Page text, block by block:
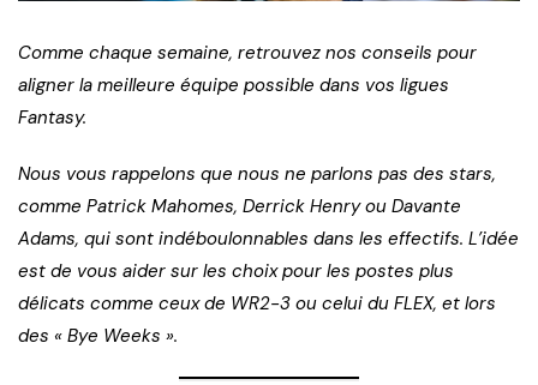
Comme chaque semaine, retrouvez nos conseils pour
aligner la meilleure équipe possible dans vos ligues
Fantasy.
Nous vous rappelons que nous ne parlons pas des stars,
comme Patrick Mahomes, Derrick Henry ou Davante
Adams, qui sont indéboulonnables dans les effectifs. L’idée
est de vous aider sur les choix pour les postes plus
délicats comme ceux de WR2-3 ou celui du FLEX, et lors
des « Bye Weeks ».